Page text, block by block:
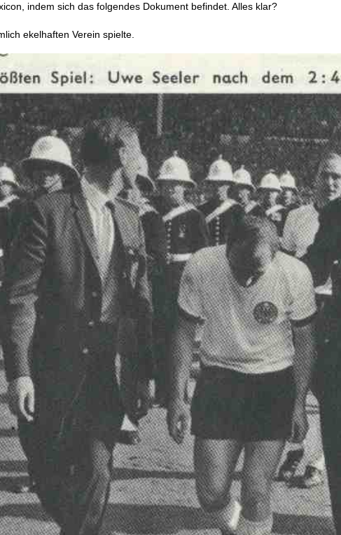
indem sich das folgendes Dokument befindet. Alles klar?
ekelhaften Verein spielte.